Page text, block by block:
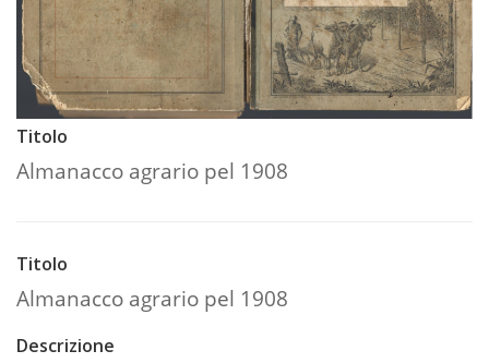
Titolo
Almanacco agrario pel 1908
Titolo
Almanacco agrario pel 1908
Descrizione